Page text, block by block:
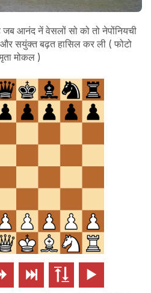
आनंद नें वेसलों सो को तो नेपोंनियची
और सयुंक्त बढ़त हासिल कर ली ( फोटो
मोकल )
  